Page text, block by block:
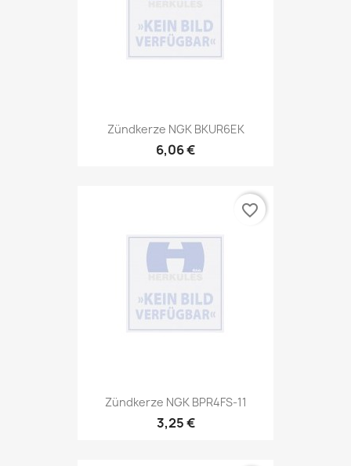
Zündkerze NGK BKUR6EK
6,06 €
Zündkerze NGK BPR4FS-11
3,25 €
favorite_border